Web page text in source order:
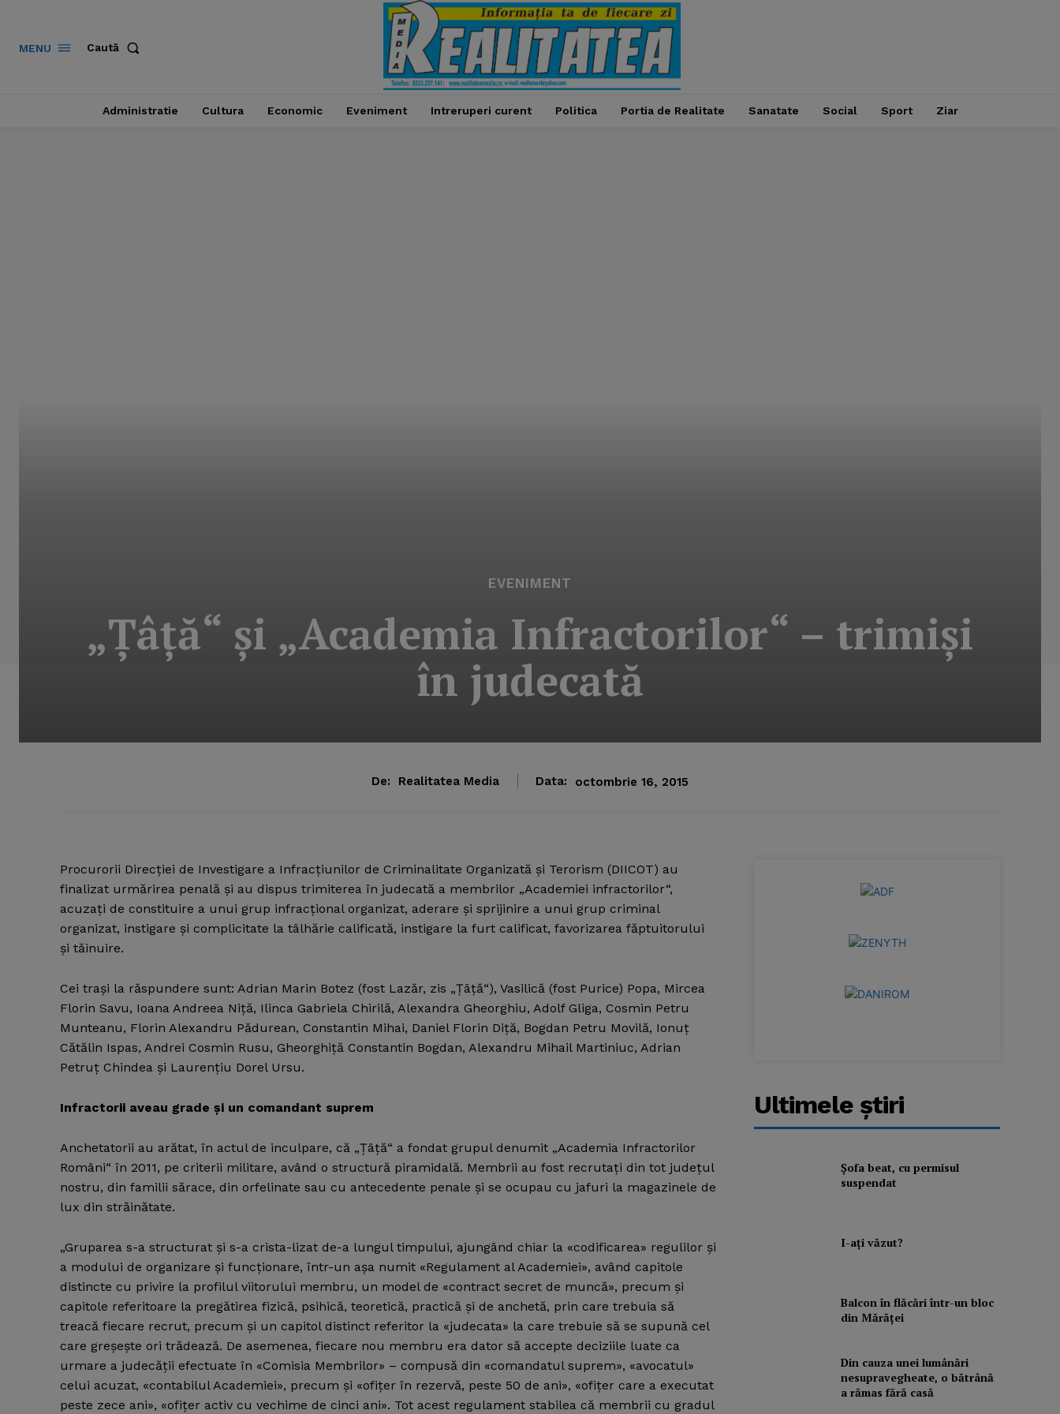
MENU Caută
Administratie Cultura Economic Eveniment Intreruperi curent Politica Portia de Realitate Sanatate Social Sport Ziar
EVENIMENT
„Ţâţă“ şi „Academia Infractorilor“ – trimişi
în judecată
De: Realitatea Media Data: octombrie 16, 2015
Procurorii Direcţiei de Investigare a Infracţiunilor de Criminalitate Organizată şi Terorism (DIICOT) au
finalizat urmărirea penală şi au dispus trimiterea în judecată a membrilor „Academiei infractorilor“,
acuzaţi de constituire a unui grup infracţional organizat, aderare şi sprijinire a unui grup criminal
organizat, instigare şi complicitate la tâlhărie calificată, instigare la furt calificat, favorizarea făptuitorului
şi tăinuire.
Cei traşi la răspundere sunt: Adrian Marin Botez (fost Lazăr, zis „Ţâţă“), Vasilică (fost Purice) Popa, Mircea
Florin Savu, Ioana Andreea Niţă, Ilinca Gabriela Chirilă, Alexandra Gheorghiu, Adolf Gliga, Cosmin Petru
Munteanu, Florin Alexandru Pădurean, Constantin Mihai, Daniel Florin Diţă, Bogdan Petru Movilă, Ionuţ
Cătălin Ispas, Andrei Cosmin Rusu, Gheorghiţă Constantin Bogdan, Alexandru Mihail Martiniuc, Adrian
Petruţ Chindea şi Laurenţiu Dorel Ursu.
Infractorii aveau grade şi un comandant suprem
Anchetatorii au arătat, în actul de inculpare, că „Ţâţă“ a fondat grupul denumit „Academia Infractorilor
Români“ în 2011, pe criterii militare, având o structură piramidală. Membrii au fost recrutaţi din tot judeţul
nostru, din familii sărace, din orfelinate sau cu antecedente penale şi se ocupau cu jafuri la magazinele de
lux din străinătate.
„Gruparea s-a structurat şi s-a crista-lizat de-a lungul timpului, ajungând chiar la «codificarea» regulilor şi
a modului de organizare şi funcţionare, într-un aşa numit «Regulament al Academiei», având capitole
distincte cu privire la profilul viitorului membru, un model de «contract secret de muncă», precum şi
capitole referitoare la pregătirea fizică, psihică, teoretică, practică şi de anchetă, prin care trebuia să
treacă fiecare recrut, precum şi un capitol distinct referitor la «judecata» la care trebuie să se supună cel
care greşeşte ori trădează. De asemenea, fiecare nou membru era dator să accepte deciziile luate ca
urmare a judecăţii efectuate în «Comisia Membrilor» – compusă din «comandatul suprem», «avocatul»
celui acuzat, «contabilul Academiei», precum şi «ofiţer în rezervă, peste 50 de ani», «ofiţer care a executat
peste zece ani», «ofiţer activ cu vechime de cinci ani». Tot acest regulament stabilea că membrii cu gradul
Ultimele ştiri
Şofa beat, cu permisul
suspendat
I-aţi văzut?
Balcon în flăcări într-un bloc
din Mărăţei
Din cauza unei lumânări
nesupravegheate, o bătrână
a rămas fără casă